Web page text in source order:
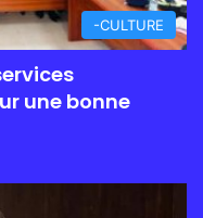
-CULTURE
une bonne